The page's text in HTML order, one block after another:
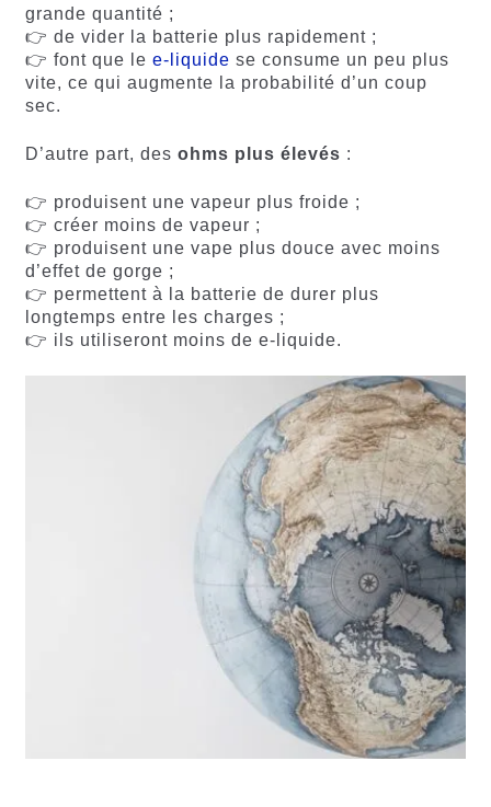
grande quantité ;
👉 de vider la batterie plus rapidement ;
👉 font que le e-liquide se consume un peu plus
vite, ce qui augmente la probabilité d’un coup
sec.
D’autre part, des ohms plus élevés :
👉 produisent une vapeur plus froide ;
👉 créer moins de vapeur ;
👉 produisent une vape plus douce avec moins
d’effet de gorge ;
👉 permettent à la batterie de durer plus
longtemps entre les charges ;
👉 ils utiliseront moins de e-liquide.